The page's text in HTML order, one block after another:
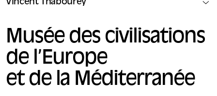
Vincent Thabourey
Musée des civilisations
de l’Europe
et de la Méditerranée